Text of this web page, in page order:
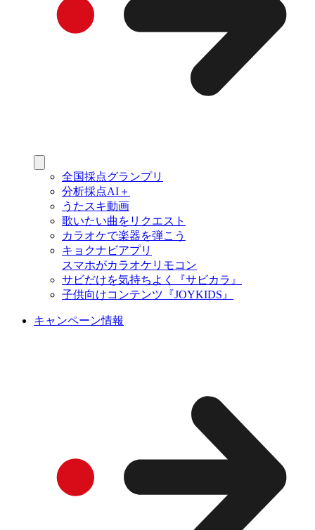
全国採点グランプリ
分析採点AI＋
うたスキ動画
歌いたい曲をリクエスト
カラオケで楽器を弾こう
キョクナビアプリ
スマホがカラオケリモコン
サビだけを気持ちよく『サビカラ』
子供向けコンテンツ『JOYKIDS』
キャンペーン情報